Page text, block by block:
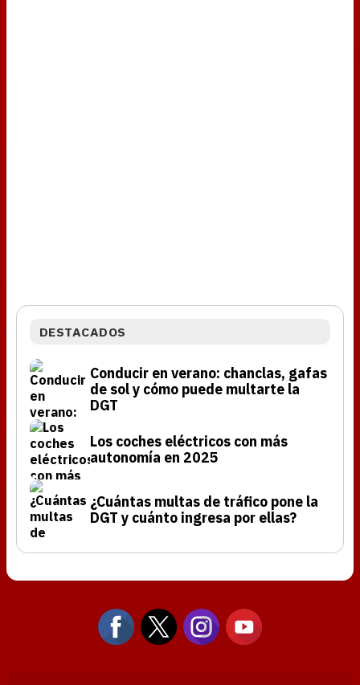
DESTACADOS
Conducir en verano: chanclas, gafas
de sol y cómo puede multarte la
DGT
Los coches eléctricos con más
autonomía en 2025
¿Cuántas multas de tráfico pone la
DGT y cuánto ingresa por ellas?